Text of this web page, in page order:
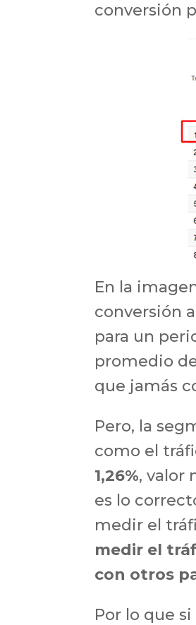
conversión
En la
conversión
para un
promedio
que jamás
Pero, la
como el
1,26%, valor
es lo
medir el
medir el
con otros
Por lo que